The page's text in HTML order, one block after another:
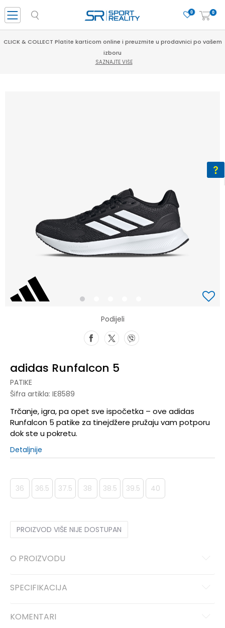
0
0
CLICK & COLLECT Platite karticom online i preuzmite u prodavnici po vašem
izboru
SAZNAJTE VIŠE
1
Podijeli
adidas Runfalcon 5
PATIKE
Šifra artikla: IE8589
Trčanje, igra, pa opet sve ispočetka – ove adidas
Runfalcon 5 patike za tinejdžere pružaju vam potporu
dok ste u pokretu.
Detaljnije
36 36.5 37.5 38 38.5 39.5 40
PROIZVOD VIŠE NIJE DOSTUPAN
O PROIZVODU
SPECIFIKACIJA
KOMENTARI